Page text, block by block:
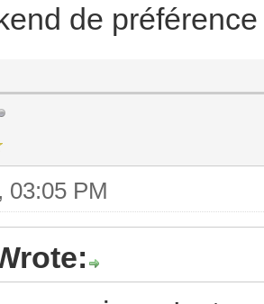
de
03:05 PM